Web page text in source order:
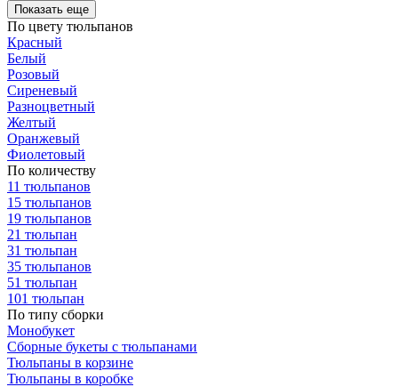
Показать еще
По цвету тюльпанов
Красный
Белый
Розовый
Сиреневый
Разноцветный
Желтый
Оранжевый
Фиолетовый
По количеству
11 тюльпанов
15 тюльпанов
19 тюльпанов
21 тюльпан
31 тюльпан
35 тюльпанов
51 тюльпан
101 тюльпан
По типу сборки
Монобукет
Сборные букеты с тюльпанами
Тюльпаны в корзине
Тюльпаны в коробке